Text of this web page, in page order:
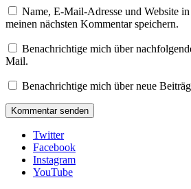
Name, E-Mail-Adresse und Website
meinen nächsten Kommentar speichern.
Benachrichtige mich über
Mail.
Benachrichtige mich über neue
Twitter
Facebook
Instagram
YouTube